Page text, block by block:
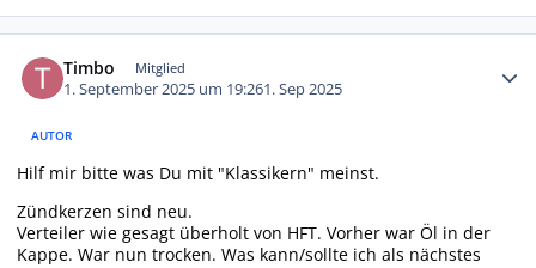
Timbo Mitglied
1. September 2025 um 19:261. Sep 2025
AUTOR
Hilf mir bitte was Du mit "Klassikern" meinst.
Zündkerzen sind neu.
Verteiler wie gesagt überholt von HFT. Vorher war Öl in der
Kappe. War nun trocken. Was kann/sollte ich als nächstes